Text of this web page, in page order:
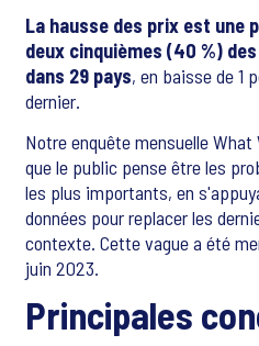
La hausse des prix est une
deux cinquièmes (40 %)
dans 29 pays, en baisse de 1
dernier.
Notre enquête mensuelle
que le public pense être les
les plus importants, en
données pour replacer les
contexte. Cette vague a été
juin 2023.
Principales